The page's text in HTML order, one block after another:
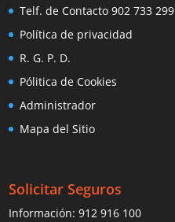
Telf. de Contacto 902 733 299
Política de privacidad
R. G. P. D.
Pólitica de Cookies
Administrador
Mapa del Sitio
Solicitar Seguros
Información:912 916 100